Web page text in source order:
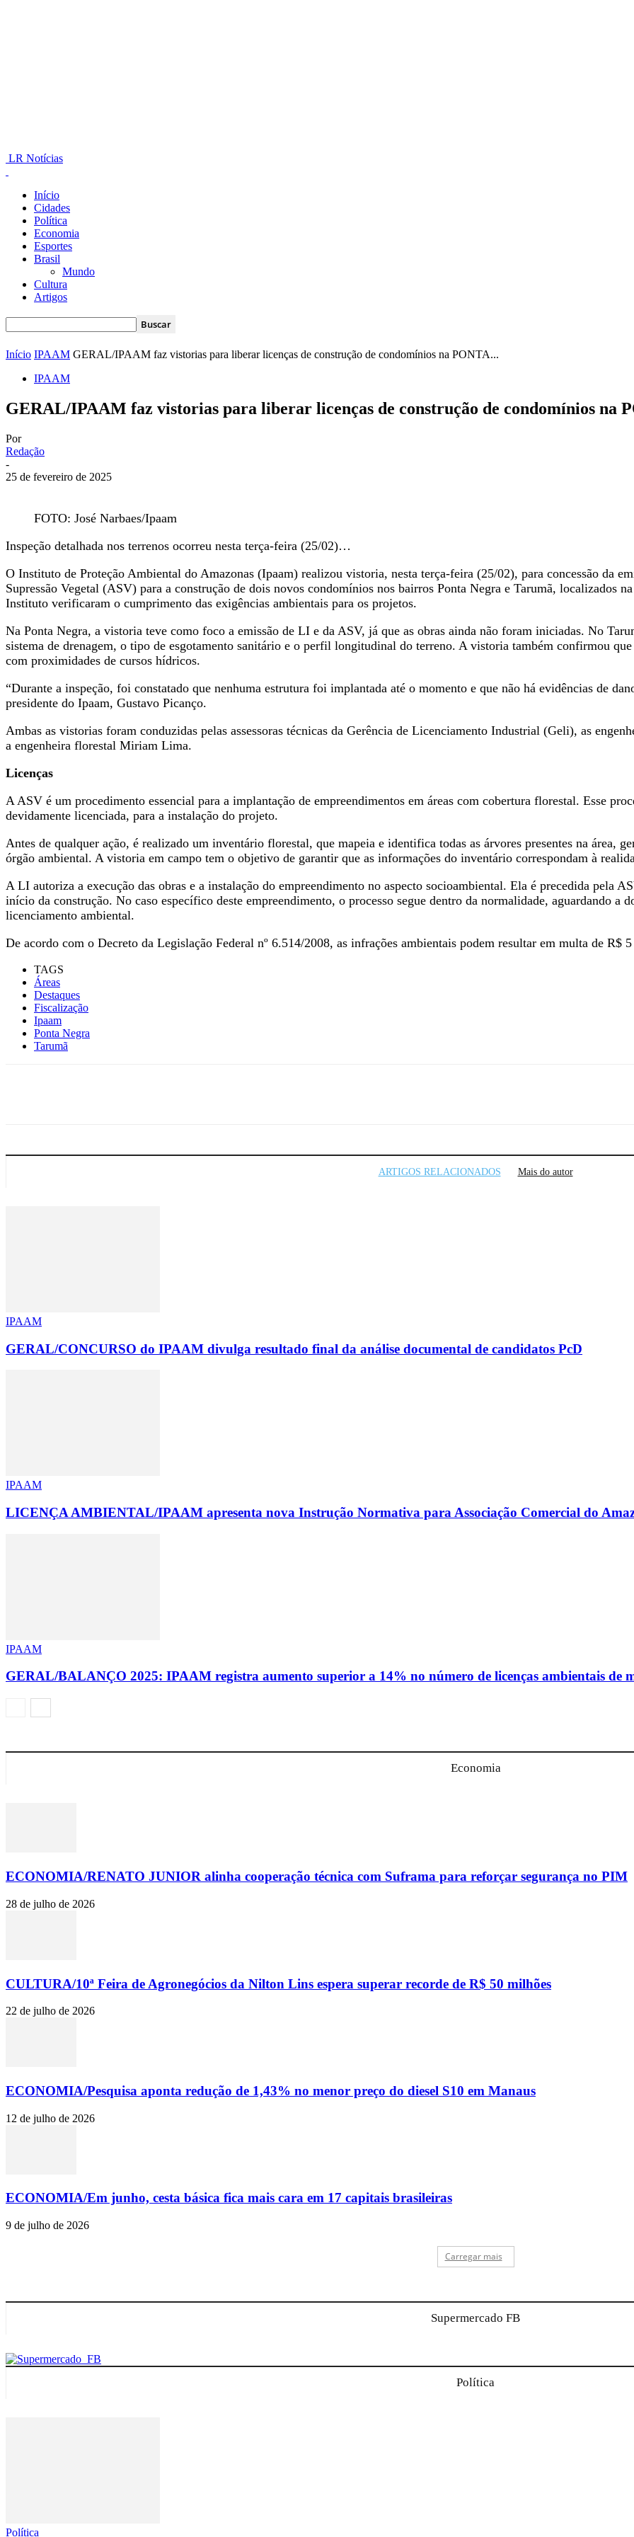
LR Notícias
Início
Cidades
Política
Economia
Esportes
Brasil
Mundo
Cultura
Artigos
Início IPAAM GERAL/IPAAM faz vistorias para liberar licenças de construção de condomínios na PONTA...
IPAAM
GERAL/IPAAM faz vistorias para liberar licenças de construção de condomínios na
Por
Redação
-
25 de fevereiro de 2025
FOTO: José Narbaes/Ipaam
Inspeção detalhada nos terrenos ocorreu nesta terça-feira (25/02)…
O Instituto de Proteção Ambiental do Amazonas (Ipaam) realizou vistoria, nesta terça-feira (25/02), para concessão da
Supressão Vegetal (ASV) para a construção de dois novos condomínios nos bairros Ponta Negra e Tarumã, localizados
Instituto verificaram o cumprimento das exigências ambientais para os projetos.
Na Ponta Negra, a vistoria teve como foco a emissão de LI e da ASV, já que as obras ainda não foram iniciadas. No
sistema de drenagem, o tipo de esgotamento sanitário e o perfil longitudinal do terreno. A vistoria também confirmou que
com proximidades de cursos hídricos.
“Durante a inspeção, foi constatado que nenhuma estrutura foi implantada até o momento e que não há evidências de
presidente do Ipaam, Gustavo Picanço.
Ambas as vistorias foram conduzidas pelas assessoras técnicas da Gerência de Licenciamento Industrial (Geli), as
a engenheira florestal Miriam Lima.
Licenças
A ASV é um procedimento essencial para a implantação de empreendimentos em áreas com cobertura florestal. Esse
devidamente licenciada, para a instalação do projeto.
Antes de qualquer ação, é realizado um inventário florestal, que mapeia e identifica todas as árvores presentes na área,
órgão ambiental. A vistoria em campo tem o objetivo de garantir que as informações do inventário correspondam à
A LI autoriza a execução das obras e a instalação do empreendimento no aspecto socioambiental. Ela é precedida pela
início da construção. No caso específico deste empreendimento, o processo segue dentro da normalidade, aguardando a
licenciamento ambiental.
De acordo com o Decreto da Legislação Federal nº 6.514/2008, as infrações ambientais podem resultar em multa de R$
TAGS
Áreas
Destaques
Fiscalização
Ipaam
Ponta Negra
Tarumã
ARTIGOS RELACIONADOS Mais do autor
IPAAM
GERAL/CONCURSO do IPAAM divulga resultado final da análise documental de candidatos PcD
IPAAM
LICENÇA AMBIENTAL/IPAAM apresenta nova Instrução Normativa para Associação Comercial do
IPAAM
GERAL/BALANÇO 2025: IPAAM registra aumento superior a 14% no número de licenças ambientais de
Economia
ECONOMIA/RENATO JUNIOR alinha cooperação técnica com Suframa para reforçar segurança no PIM
28 de julho de 2026
CULTURA/10ª Feira de Agronegócios da Nilton Lins espera superar recorde de R$ 50 milhões
22 de julho de 2026
ECONOMIA/Pesquisa aponta redução de 1,43% no menor preço do diesel S10 em Manaus
12 de julho de 2026
ECONOMIA/Em junho, cesta básica fica mais cara em 17 capitais brasileiras
9 de julho de 2026
Carregar mais
Supermercado FB
Política
Política